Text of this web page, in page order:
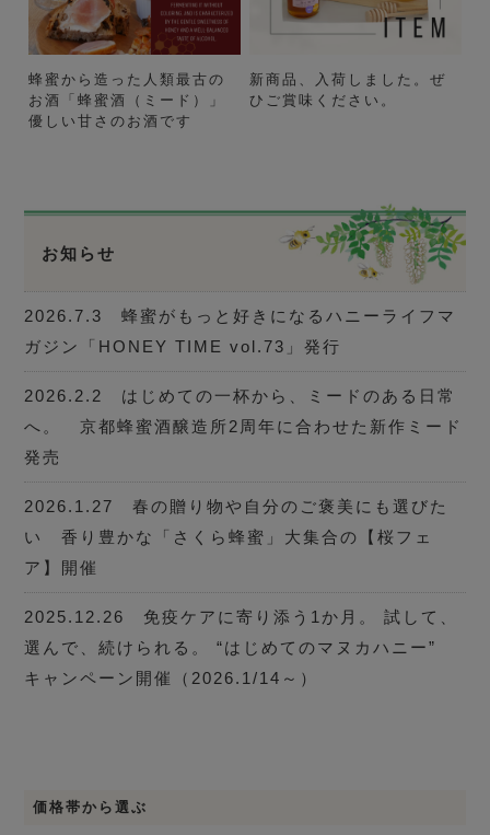
蜂蜜から造った人類最古の
お酒「蜂蜜酒（ミード）」
優しい甘さのお酒です
新商品、入荷しました。ぜ
ひご賞味ください。
お知らせ
2026.7.3 蜂蜜がもっと好きになるハニーライフマ
ガジン「HONEY TIME vol.73」発行
2026.2.2 はじめての一杯から、ミードのある日常
へ。 京都蜂蜜酒醸造所2周年に合わせた新作ミード
発売
2026.1.27 春の贈り物や自分のご褒美にも選びた
い 香り豊かな「さくら蜂蜜」大集合の【桜フェ
ア】開催
2025.12.26 免疫ケアに寄り添う1か月。 試して、
選んで、続けられる。 “はじめてのマヌカハニー”
キャンペーン開催（2026.1/14～）
価格帯から選ぶ